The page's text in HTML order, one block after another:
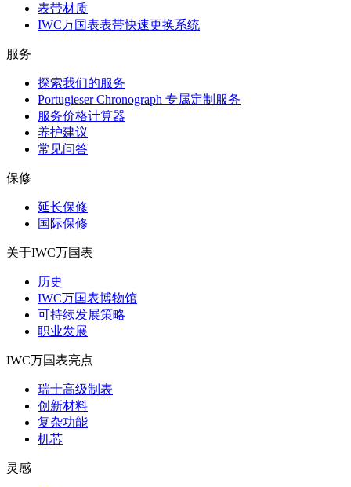
表带材质
IWC万国表表带快速更换系统
服务
探索我们的服务
Portugieser Chronograph 专属定制服务
服务价格计算器
养护建议
常见问答
保修
延长保修
国际保修
关于IWC万国表
历史
IWC万国表博物馆
可持续发展策略
职业发展
IWC万国表亮点
瑞士高级制表
创新材料
复杂功能
机芯
灵感